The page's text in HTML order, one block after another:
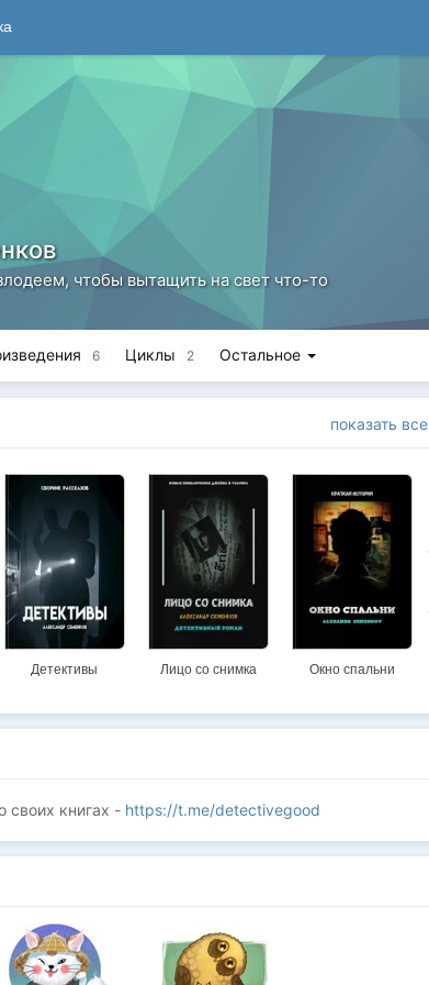
чтобы вытащить на свет что-то
6 Циклы 2 Остальное
показать все
Детективы Лицо со снимка Окно спальни
своих книгах - https://t.me/detectivegood